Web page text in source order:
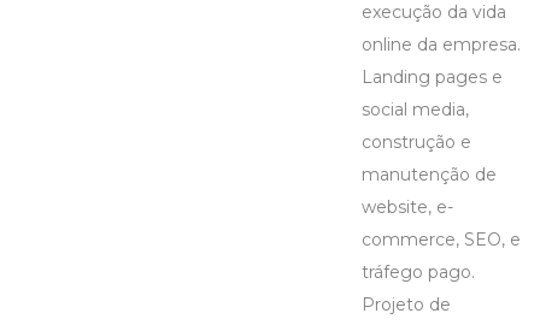
execução da vida
online da empresa.
Landing pages e
social media,
construção e
manutenção de
website, e-
commerce, SEO, e
tráfego pago.
Projeto de